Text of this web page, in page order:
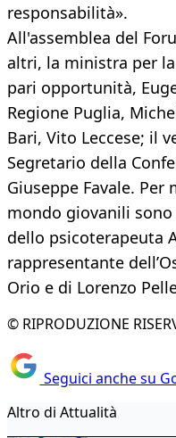
responsabilità».
All'assemblea del
altri, la ministra per
pari opportunità,
Regione Puglia,
Bari, Vito Leccese; il
Segretario della
Giuseppe Favale.
mondo giovanili
dello psicoterapeuta
rappresentante
Orio e di Lorenzo
© RIPRODUZIONE
Seguici anche su
Altro di Attualità